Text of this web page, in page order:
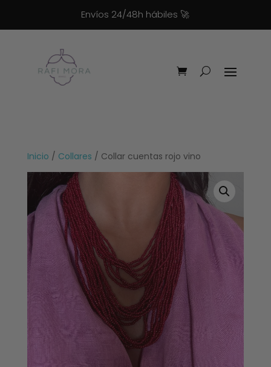
Envíos 24/48h hábiles 🚀
Inicio / Collares / Collar cuentas rojo vino